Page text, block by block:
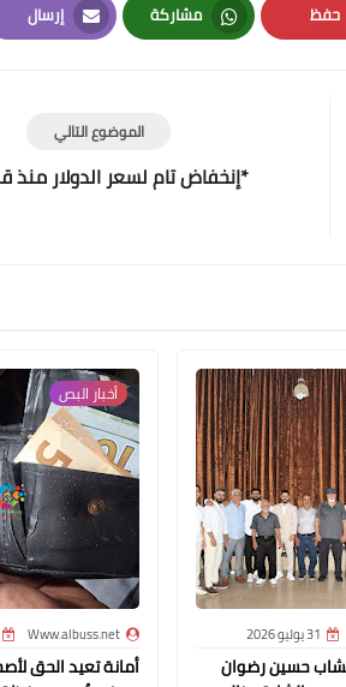
حفظ
Pinterest
مشاركة
Whatsapp
إرسال
Email
الموضوع التالي
*إنخفاض تام لسعر الدولار منذ
31 يوليو 2026
حسين رضوان
أخبار البص
Www.albuss.net
أمانة تعيد الحق
Www.albuss.net
Www.albuss.net